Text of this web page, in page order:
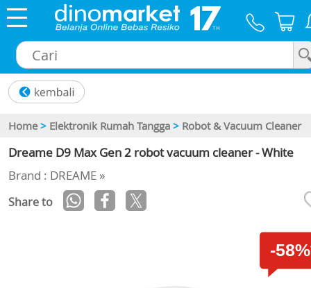
Home > Elektronik Rumah Tangga > Robot & Vacuum Cleaner
Dreame D9 Max Gen 2 robot vacuum cleaner - White
Brand : DREAME »
Share to
-